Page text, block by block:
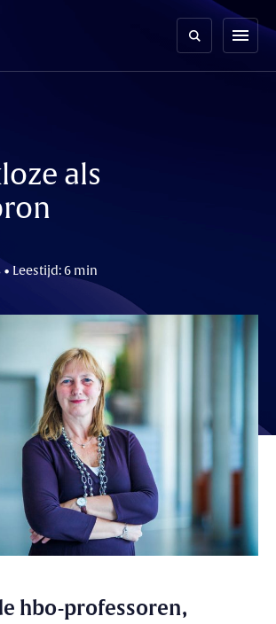
menu
als
Leestijd: 6 min
hbo-professoren,